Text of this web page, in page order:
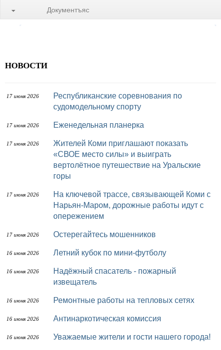
Документъяс
НОВОСТИ
17 июня 2026
Республиканские соревнования по
судомодельному спорту
17 июня 2026 Еженедельная планерка
17 июня 2026
Жителей Коми приглашают показать
«СВОЕ место силы» и выиграть
вертолётное путешествие на Уральские
горы
17 июня 2026
На ключевой трассе, связывающей Коми с
Нарьян-Маром, дорожные работы идут с
опережением
17 июня 2026 Остерегайтесь мошенников
16 июня 2026 Летний кубок по мини-футболу
16 июня 2026
Надёжный спасатель - пожарный
извещатель
16 июня 2026 Ремонтные работы на тепловых сетях
16 июня 2026 Антинаркотическая комиссия
16 июня 2026 Уважаемые жители и гости нашего города!